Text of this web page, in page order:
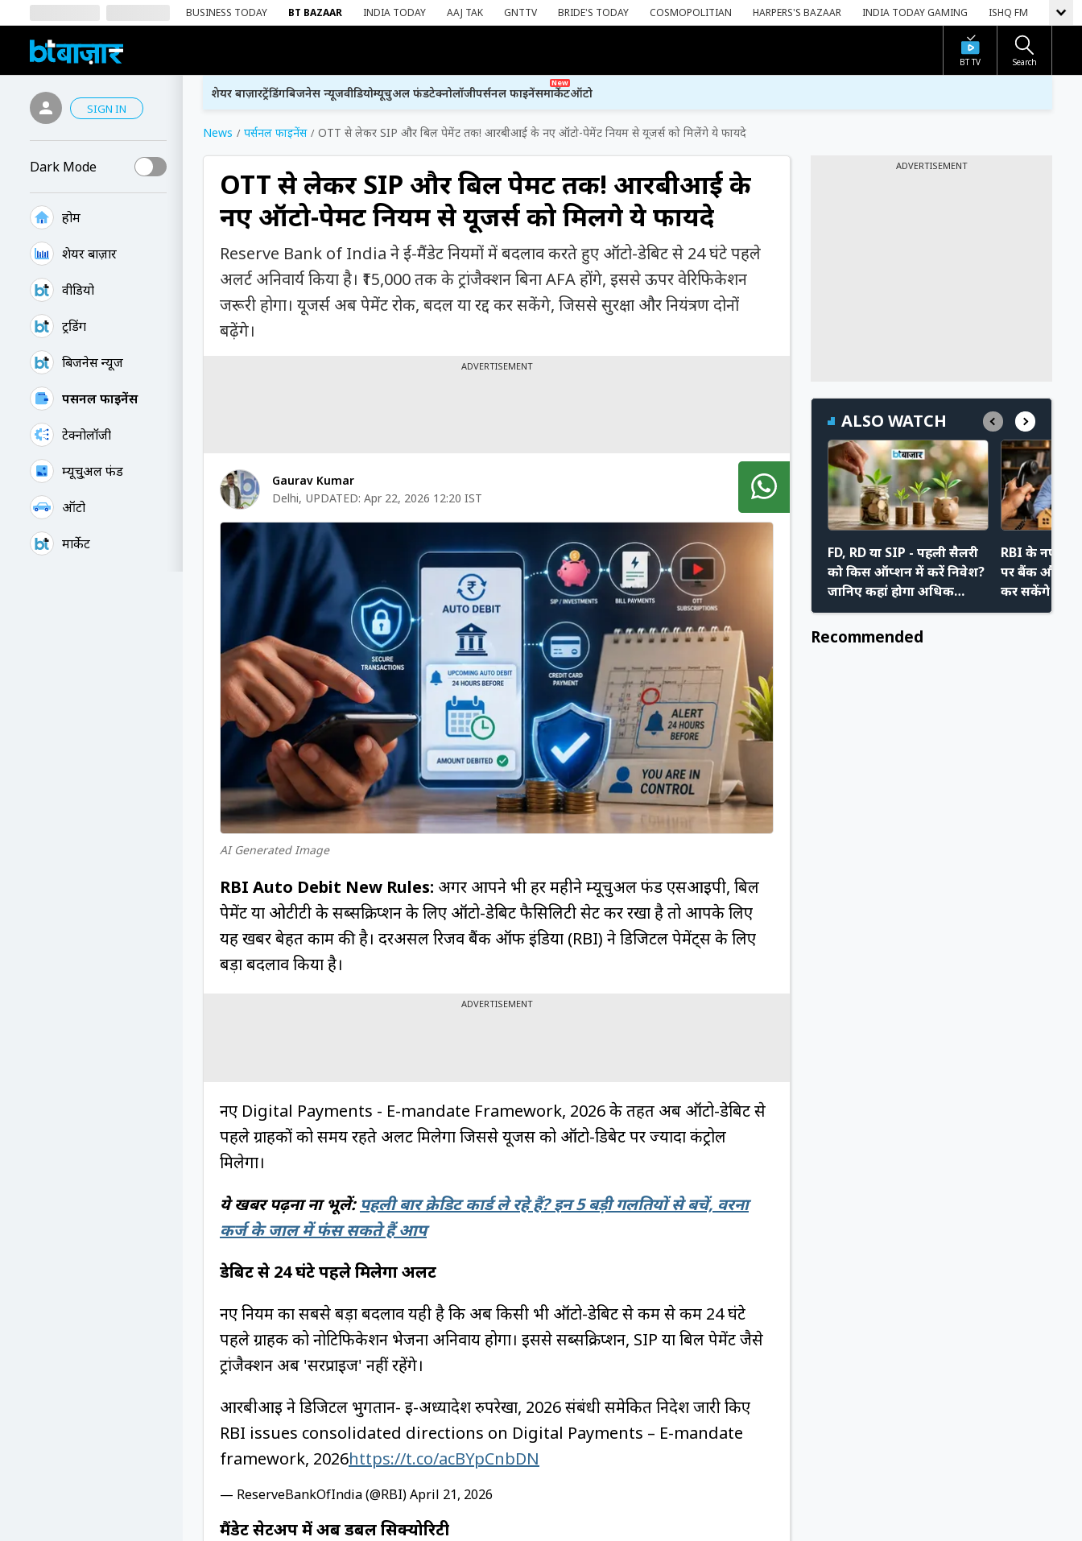
BUSINESS TODAY BT BAZAAR INDIA TODAY AAJ TAK GNTTV BRIDE'S TODAY COSMOPOLITIAN HARPERS'S BAZAAR INDIA TODAY GAMING ISHQ FM
BT TV Search
SIGN IN
Dark Mode
होम
शेयर बाज़ार
वीडियो
ट्रेंडिंग
बिजनेस न्यूज
पर्सनल फाइनेंस
टेक्नोलॉजी
म्यूचु्अल फंड
ऑटो
मार्केट
शेयर बाज़ारट्रेंडिंगबिजनेस न्यूजवीडियोम्यूचुअल फंडटेक्नोलॉजीपर्सनल फाइनेंस
New
मार्केटऑटो
News पर्सनल फाइनेंस OTT से लेकर SIP और बिल पेमेंट तक! आरबीआई के नए ऑटो-पेमेंट नियम से यूजर्स को मिलेंगे ये फायदे
OTT से लेकर SIP और बिल पेमेंट तक! आरबीआई के
नए ऑटो-पेमेंट नियम से यूजर्स को मिलेंगे ये फायदे
Reserve Bank of India ने ई-मैंडेट नियमों में बदलाव करते हुए ऑटो-डेबिट से 24 घंटे पहले
अलर्ट अनिवार्य किया है। ₹15,000 तक के ट्रांजैक्शन बिना AFA होंगे, इससे ऊपर वेरिफिकेशन
जरूरी होगा। यूजर्स अब पेमेंट रोक, बदल या रद्द कर सकेंगे, जिससे सुरक्षा और नियंत्रण दोनों
बढ़ेंगे।
ADVERTISEMENT
Gaurav Kumar
Delhi, UPDATED: Apr 22, 2026 12:20 IST
AI Generated Image
RBI Auto Debit New Rules: अगर आपने भी हर महीने म्यूचुअल फंड एसआईपी, बिल
पेमेंट या ओटीटी के सब्सक्रिप्शन के लिए ऑटो-डेबिट फैसिलिटी सेट कर रखा है तो आपके लिए
यह खबर बेहत काम की है। दरअसल रिजर्व बैंक ऑफ इंडिया (RBI) ने डिजिटल पेमेंट्स के लिए
बड़ा बदलाव किया है।
ADVERTISEMENT
नए Digital Payments - E-mandate Framework, 2026 के तहत अब ऑटो-डेबिट से
पहले ग्राहकों को समय रहते अलर्ट मिलेगा जिससे यूजर्स को ऑटो-डिबेट पर ज्यादा कंट्रोल
मिलेगा।
ये खबर पढ़ना ना भूलें: पहली बार क्रेडिट कार्ड ले रहे हैं? इन 5 बड़ी गलतियों से बचें, वरना
कर्ज के जाल में फंस सकते हैं आप
डेबिट से 24 घंटे पहले मिलेगा अलर्ट
नए नियम का सबसे बड़ा बदलाव यही है कि अब किसी भी ऑटो-डेबिट से कम से कम 24 घंटे
पहले ग्राहक को नोटिफिकेशन भेजना अनिवार्य होगा। इससे सब्सक्रिप्शन, SIP या बिल पेमेंट जैसे
ट्रांजैक्शन अब 'सरप्राइज' नहीं रहेंगे।
आरबीआई ने डिजिटल भुगतान- ई-अध्यादेश रुपरेखा, 2026 संबंधी समेकित निदेश जारी किए
RBI issues consolidated directions on Digital Payments – E-mandate
framework, 2026https://t.co/acBYpCnbDN
— ReserveBankOfIndia (@RBI)April 21, 2026
मैंडेट सेटअप में अब डबल सिक्योरिटी
ADVERTISEMENT
ALSO WATCH
FD, RD या SIP - पहली सैलरी
को किस ऑप्शन में करें निवेश?
जानिए कहां होगा अधिक
फायदा
RBI के नए
पर बैंक और
कर सकेंगे
अपने नए
Recommended